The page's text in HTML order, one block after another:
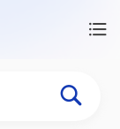
集）